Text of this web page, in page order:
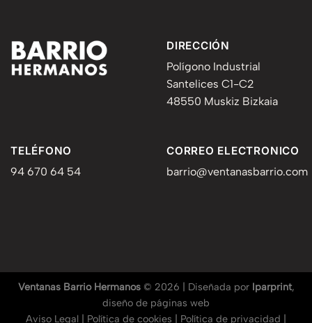
DIRECCIÓN
Polígono Industrial
Santelices C1-C2
48550 Muskiz Bizkaia
TELÉFONO
94 670 64 54
CORREO ELECTRONICO
barrio@ventanasbarrio.com
Ventanas Barrio Hermanos© 2026 | Diseñada por Iparprint,
diseño de páginas web
Aviso Legal | Política de cookies | Política de privacidad |